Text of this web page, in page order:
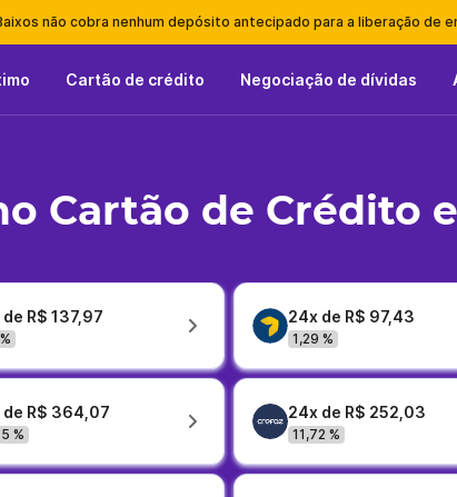
não cobra nenhum depósito antecipado para a liberação de
Cartão de crédito Negociação de dívidas
Cartão de Crédito
R$ 137,97 24x de R$ 97,43
1,29 %
de R$ 364,07
%
24x de R$ 252,03
11,72 %